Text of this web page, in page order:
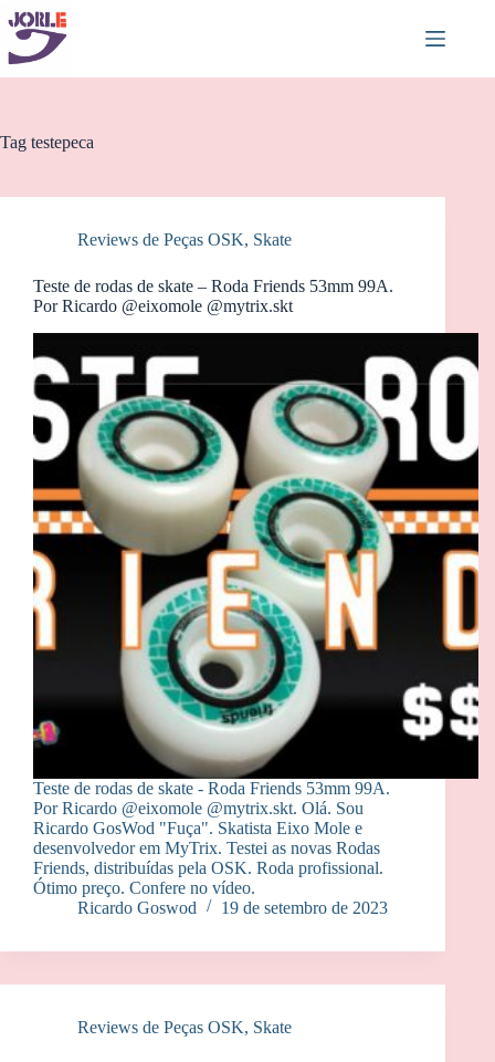
Pular
para
conteúdo
Tag testepeca
Reviews de Peças OSK, Skate
Teste de rodas de skate – Roda Friends 53mm 99A.
Por Ricardo @eixomole @mytrix.skt
Teste de rodas de skate - Roda Friends 53mm 99A.
Por Ricardo @eixomole @mytrix.skt. Olá. Sou
Ricardo GosWod "Fuça". Skatista Eixo Mole e
desenvolvedor em MyTrix. Testei as novas Rodas
Friends, distribuídas pela OSK. Roda profissional.
Ótimo preço. Confere no vídeo.
Ricardo Goswod
19 de setembro de 2023
Reviews de Peças OSK, Skate